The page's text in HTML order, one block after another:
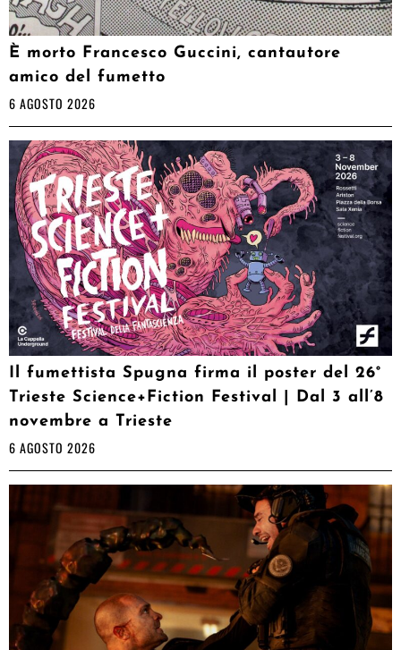
È morto Francesco Guccini, cantautore
amico del fumetto
6 AGOSTO 2026
Il fumettista Spugna firma il poster del 26°
Trieste Science+Fiction Festival | Dal 3 all’8
novembre a Trieste
6 AGOSTO 2026